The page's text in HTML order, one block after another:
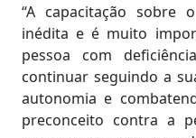
“A capacitação sobre
inédita e é muito
pessoa com
continuar seguindo a
autonomia e
preconceito contra a